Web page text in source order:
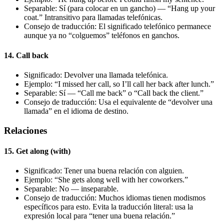
Separable: Sí (para colocar en un gancho) — “Hang up your
coat.” Intransitivo para llamadas telefónicas.
Consejo de traducción: El significado telefónico permanece
aunque ya no “colguemos” teléfonos en ganchos.
14. Call back
Significado: Devolver una llamada telefónica.
Ejemplo: “I missed her call, so I’ll call her back after lunch.”
Separable: Sí — “Call me back” o “Call back the client.”
Consejo de traducción: Usa el equivalente de “devolver una
llamada” en el idioma de destino.
Relaciones
15. Get along (with)
Significado: Tener una buena relación con alguien.
Ejemplo: “She gets along well with her coworkers.”
Separable: No — inseparable.
Consejo de traducción: Muchos idiomas tienen modismos
específicos para esto. Evita la traducción literal: usa la
expresión local para “tener una buena relación.”